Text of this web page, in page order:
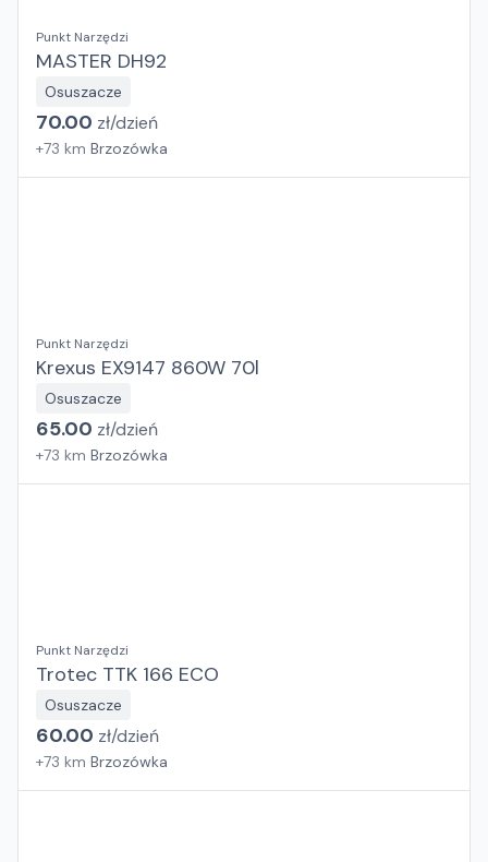
Punkt Narzędzi
MASTER DH92
Osuszacze
70.00 zł/dzień
+73 km Brzozówka
Punkt Narzędzi
Krexus EX9147 860W 70l
Osuszacze
65.00 zł/dzień
+73 km Brzozówka
Punkt Narzędzi
Trotec TTK 166 ECO
Osuszacze
60.00 zł/dzień
+73 km Brzozówka